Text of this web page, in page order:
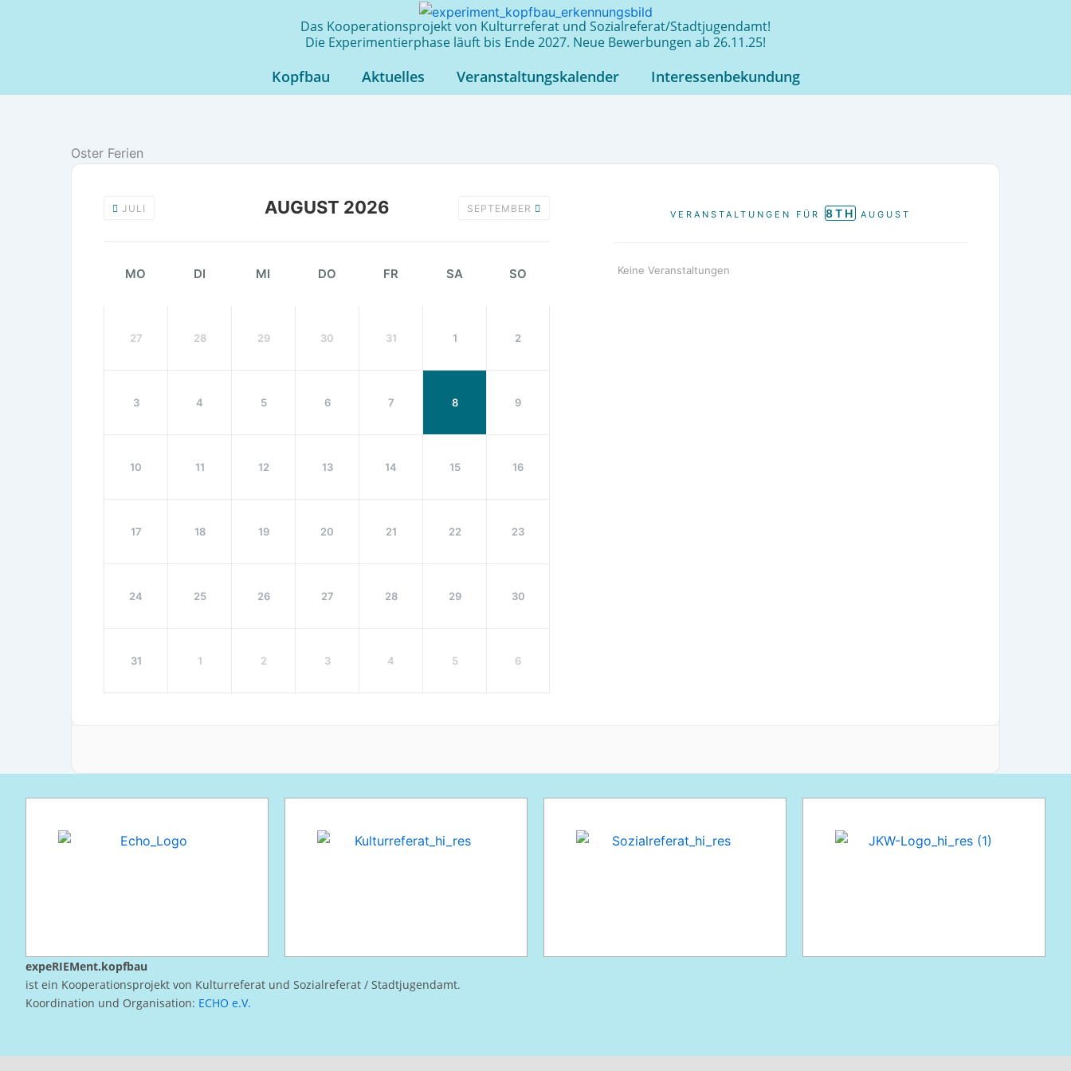
Das Kooperationsprojekt von Kulturreferat und Sozialreferat/Stadtjugendamt!
Die Experimentierphase läuft bis Ende 2027. Neue Bewerbungen ab 26.11.25!
Kopfbau Aktuelles Veranstaltungskalender Interessenbekundung
Oster Ferien
JULI AUGUST 2026 SEPTEMBER
MO DI MI DO FR SA SO
27 28 29 30 31 1 2
3 4 5 6 7 8 9
10 11 12 13 14 15 16
17 18 19 20 21 22 23
24 25 26 27 28 29 30
31 1 2 3 4 5 6
VERANSTALTUNGEN FÜR 8TH AUGUST
Keine Veranstaltungen
expeRIEMent.kopfbau
ist ein Kooperationsprojekt von Kulturreferat und Sozialreferat / Stadtjugendamt.
Koordination und Organisation: ECHO e.V.